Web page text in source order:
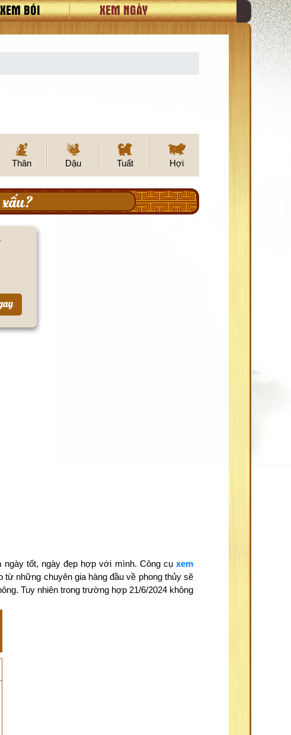
XEM BÓI XEM NGÀY
Thân Dậu Tuất Hợi
ngày tốt, ngày đẹp hợp với mình. Công cụxem
những chuyên gia hàng đầu về phong thủy sẽ
Tuy nhiên trong trường hợp 21/6/2024 không